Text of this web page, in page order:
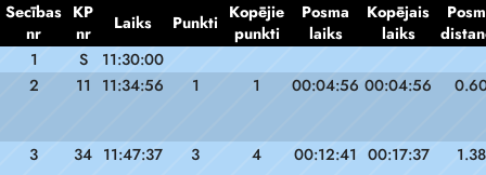
Secības
nr
KP
nr
Laiks Punkti Kopējie
punkti
Posma
laiks
Kopējais
laiks
1
S
11:30:00
2
11 11:34:56 1 1 00:04:56 00:04:56
3 34 11:47:37 3 4 00:12:41 00:17:37 1.38